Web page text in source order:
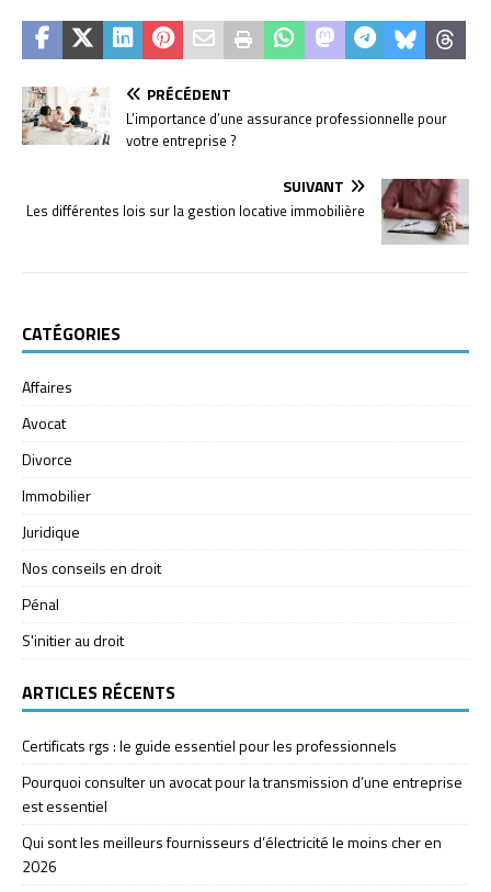
PRÉCÉDENT
L’importance d’une assurance professionnelle pour
votre entreprise ?
SUIVANT
Les différentes lois sur la gestion locative immobilière
CATÉGORIES
Affaires
Avocat
Divorce
Immobilier
Juridique
Nos conseils en droit
Pénal
S'initier au droit
ARTICLES RÉCENTS
Certificats rgs : le guide essentiel pour les professionnels
Pourquoi consulter un avocat pour la transmission d’une entreprise
est essentiel
Qui sont les meilleurs fournisseurs d’électricité le moins cher en
2026